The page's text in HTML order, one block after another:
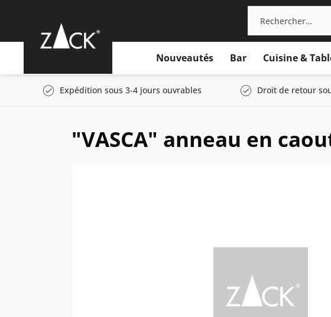
Nouveautés Bar Cuisine &
Expédition sous 3-4 jours ouvrables Droit de retour
"VASCA" anneau en